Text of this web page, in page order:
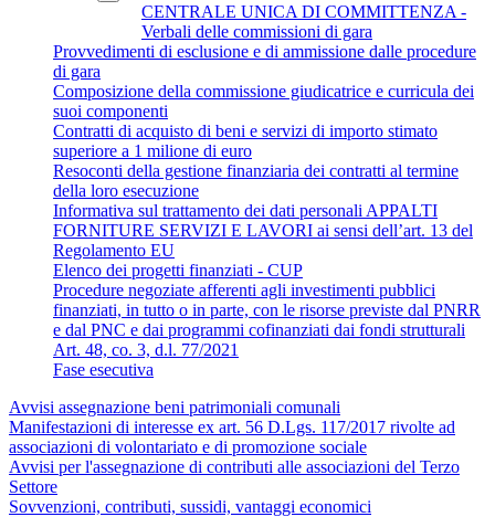
CENTRALE UNICA DI COMMITTENZA -
Verbali delle commissioni di gara
Provvedimenti di esclusione e di ammissione dalle procedure
di gara
Composizione della commissione giudicatrice e curricula dei
suoi componenti
Contratti di acquisto di beni e servizi di importo stimato
superiore a 1 milione di euro
Resoconti della gestione finanziaria dei contratti al termine
della loro esecuzione
Informativa sul trattamento dei dati personali APPALTI
FORNITURE SERVIZI E LAVORI ai sensi dell’art. 13 del
Regolamento EU
Elenco dei progetti finanziati - CUP
Procedure negoziate afferenti agli investimenti pubblici
finanziati, in tutto o in parte, con le risorse previste dal PNRR
e dal PNC e dai programmi cofinanziati dai fondi strutturali
Art. 48, co. 3, d.l. 77/2021
Fase esecutiva
Avvisi assegnazione beni patrimoniali comunali
Manifestazioni di interesse ex art. 56 D.Lgs. 117/2017 rivolte ad
associazioni di volontariato e di promozione sociale
Avvisi per l'assegnazione di contributi alle associazioni del Terzo
Settore
Sovvenzioni, contributi, sussidi, vantaggi economici